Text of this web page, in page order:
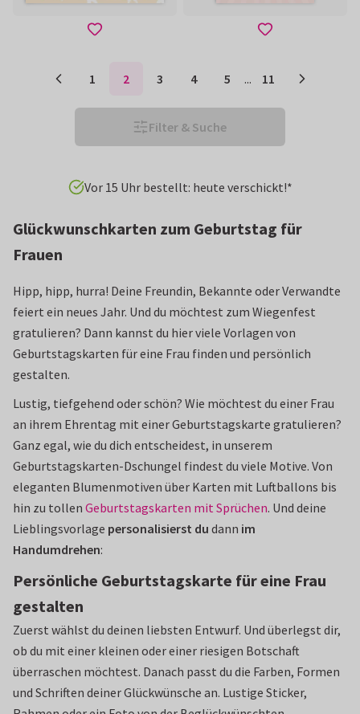
1 2 3 4 5 ... 11
Filter & Suche
Alle Karten in Deutschland gedruckt
Glückwunschkarten zum Geburtstag für
Frauen
Hipp, hipp, hurra! Deine Freundin, Bekannte oder Verwandte
feiert ein neues Jahr. Und du möchtest zum Wiegenfest
gratulieren? Dann kannst du hier viele Vorlagen von
Geburtstagskarten für eine Frau finden und persönlich
gestalten.
Lustig, tiefgehend oder schön? Wie möchtest du einer Frau
an ihrem Ehrentag mit einer Geburtstagskarte gratulieren?
Ganz egal, wie du dich entscheidest, in unserem
Geburtstagskarten-Dschungel findest du viele Motive. Von
eleganten Blumenmotiven über Karten mit Luftballons bis
hin zu tollen Geburtstagskarten mit Sprüchen. Und deine
Lieblingsvorlage personalisierst du dann im
Handumdrehen:
Persönliche Geburtstagskarte für eine Frau
gestalten
Zuerst wählst du deinen liebsten Entwurf. Und überlegst dir,
ob du mit einer kleinen oder einer riesigen Botschaft
überraschen möchtest. Danach passt du die Farben, Formen
und Schriften deiner Glückwünsche an. Lustige Sticker,